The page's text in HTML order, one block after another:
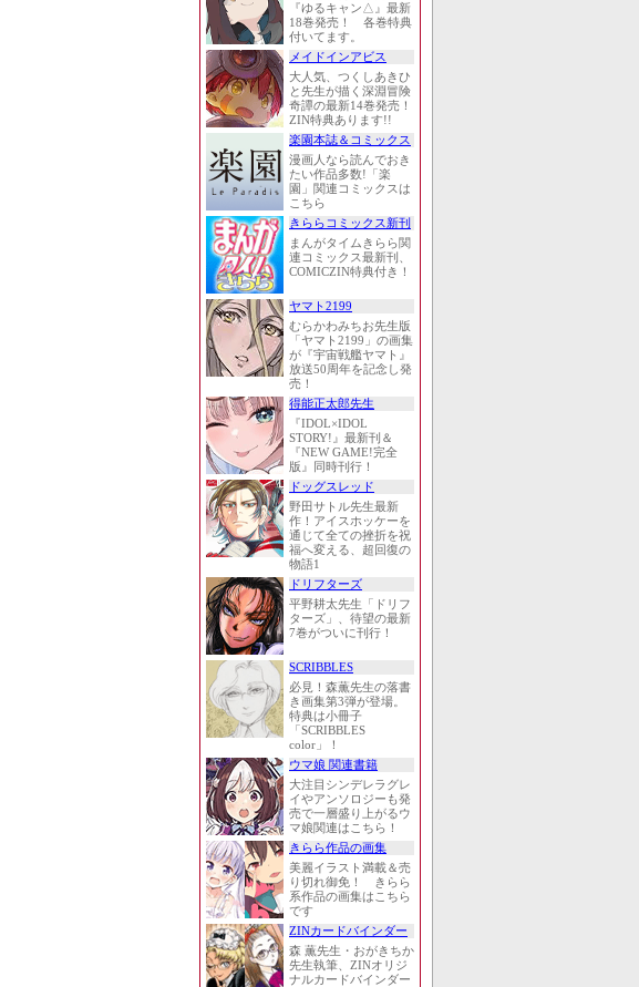
『ゆるキャン△』最新
18巻発売！ 各巻特典
付いてます。
メイドインアビス
大人気、つくしあきひ
と先生が描く深淵冒険
奇譚の最新14巻発売！
ZIN特典あります!!
楽園本誌＆コミックス
漫画人なら読んでおき
たい作品多数!「楽
園」関連コミックスは
こちら
きららコミックス新刊
まんがタイムきらら関
連コミックス最新刊、
COMICZIN特典付き！
ヤマト2199
むらかわみちお先生版
「ヤマト2199」の画集
が『宇宙戦艦ヤマト』
放送50周年を記念し発
売！
得能正太郎先生
『IDOL×IDOL
STORY!』最新刊＆
『NEW GAME!完全
版』同時刊行！
ドッグスレッド
野田サトル先生最新
作！アイスホッケーを
通じて全ての挫折を祝
福へ変える、超回復の
物語1
ドリフターズ
平野耕太先生「ドリフ
ターズ」、待望の最新
7巻がついに刊行！
SCRIBBLES
必見！森薫先生の落書
き画集第3弾が登場。
特典は小冊子
「SCRIBBLES
color」！
ウマ娘 関連書籍
大注目シンデレラグレ
イやアンソロジーも発
売で一層盛り上がるウ
マ娘関連はこちら！
きらら作品の画集
美麗イラスト満載＆売
り切れ御免！ きらら
系作品の画集はこちら
です
ZINカードバインダー
森 薫先生・おがきちか
先生執筆、ZINオリジ
ナルカードバインダー